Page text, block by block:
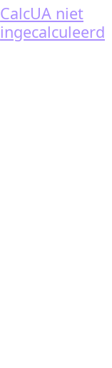
CalcUA niet
ingecalculeerd